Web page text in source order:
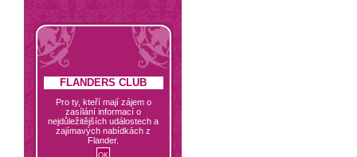
FLANDERS CLUB
Pro ty, kteří mají zájem o
zasílání informací o
nejdůležitějších událostech a
zajímavých nabídkách z
Flander.